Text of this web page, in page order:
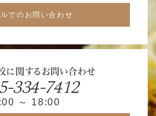
ルでのお問い合わせ
に関するお問い合わせ
334-7412
～ 18:00